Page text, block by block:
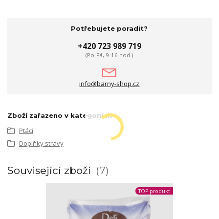
Potřebujete poradit?
+420 723 989 719
(Po-Pá, 9-16 hod.)
info@barny-shop.cz
Zboží zařazeno v kategoriích
Ptáci
Doplňky stravy
Související zboží 7
TOP produkt